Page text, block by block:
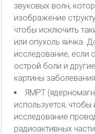
звуковых волн,
изображение
чтобы исключить
или опухоль яичка.
исследование, если
острой боли и
картины
ЯМРТ
используется, чтобы
исследование
радиоактивных